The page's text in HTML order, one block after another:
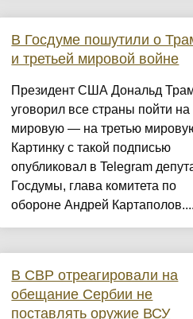
В Госдуме пошутили о
и третьей мировой войне
Президент США Дональд
уговорил все страны пойти на
мировую — на третью
Картинку с такой подписью
опубликовал в Telegram
Госдумы, глава комитета по
обороне Андрей Картаполов....
В СВР отреагировали на
обещание Сербии не
поставлять оружие ВСУ